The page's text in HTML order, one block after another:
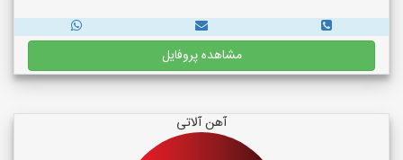
مشاهده پروفایل
آهن آلاتی